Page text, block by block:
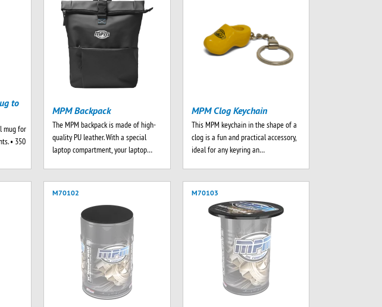
to
mug for
• 350
MPM Backpack
The MPM backpack is made of high-
quality PU leather. With a special
laptop compartment, your laptop…
MPM Clog Keychain
This MPM keychain in the shape of a
clog is a fun and practical accessory,
ideal for any keyring an…
M70102 M70103